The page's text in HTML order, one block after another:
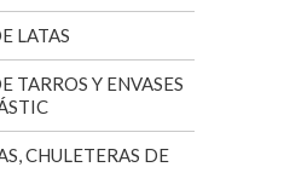
LATAS
TARROS Y ENVASES
CHULETERAS DE